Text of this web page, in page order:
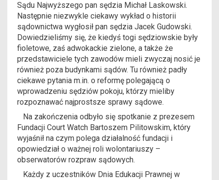
Sądu Najwyższego pan sędzia Michał Laskowski.
Następnie niezwykle ciekawy wykład o historii
sądownictwa wygłosił pan sędzia Jacek Gudowski.
Dowiedzieliśmy się, że kiedyś togi sędziowskie były
fioletowe, zaś adwokackie zielone, a także że
przedstawiciele tych zawodów mieli zwyczaj nosić je
również poza budynkami sądów. Tu również padły
ciekawe pytania m.in. o reformę polegającą o
wprowadzeniu sędziów pokoju, którzy mieliby
rozpoznawać najprostsze sprawy sądowe.
Na zakończenia odbyło się spotkanie z prezesem
Fundacji Court Watch Bartoszem Pilitowskim, który
wyjaśnił na czym polega działalność fundacji i
opowiedział o ważnej roli wolontariuszy –
obserwatorów rozpraw sądowych.
Każdy z uczestników Dnia Edukacji Prawnej w